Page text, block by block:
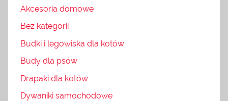
Akcesoria domowe
Bez kategorii
Budki i legowiska dla kotów
Budy dla psów
Drapaki dla kotów
Dywaniki samochodowe